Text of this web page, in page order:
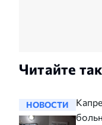
Читайте
НОВОСТИ